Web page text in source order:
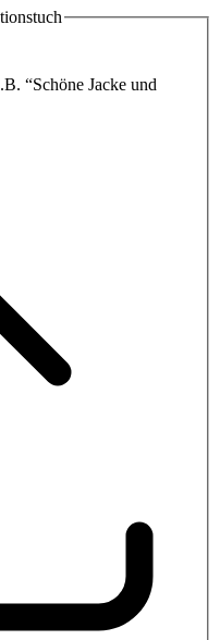
“Schöne Jacke und